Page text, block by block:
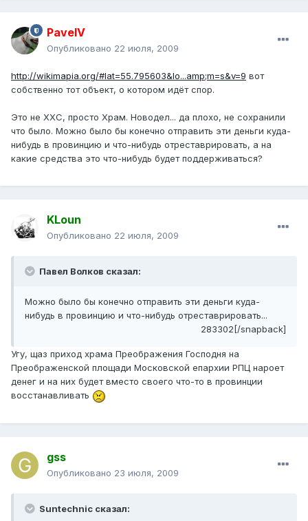
PavelV
Опубликовано 22 июля, 2009
http://wikimapia.org/#lat=55.795603&lo...amp;m=s&v=9 вот
собственно тот объект, о котором идёт спор.
Это не ХХС, просто Храм. Новодел... да плохо, не сохранили
что было. Можно было бы конечно отправить эти деньги куда-
нибудь в провинцию и что-нибудь отреставрировать, а на
какие средства это что-нибудь будет поддерживаться?
KLoun
Опубликовано 22 июля, 2009
Павел Волков сказал:
Можно было бы конечно отправить эти деньги куда-
нибудь в провинцию и что-нибудь отреставрировать...
283302[/snapback]
Угу, щаз приход храма Преображения Господня на
Преображенской площади Московской епархии РПЦ нароет
денег и на них будет вместо своего что-то в провинции
восстанавливать
gss
Опубликовано 23 июля, 2009
Suntechnic сказал: